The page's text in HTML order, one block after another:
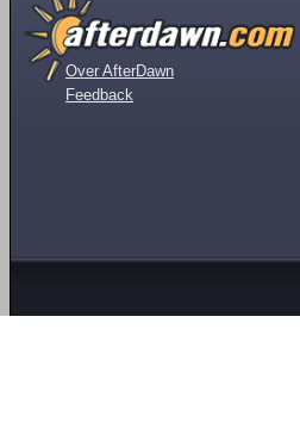
Over AfterDawn
Feedback